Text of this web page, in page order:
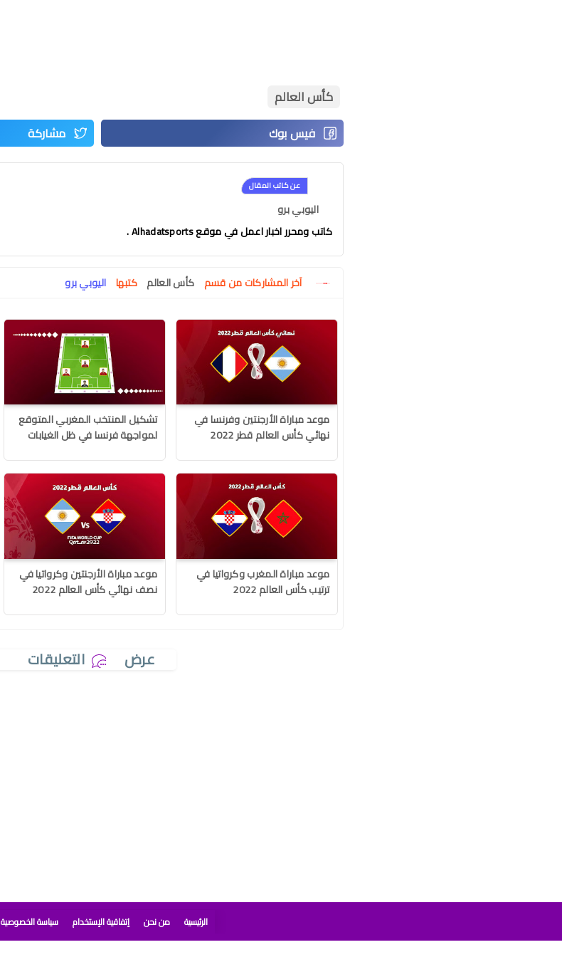
كأس العالم
عن كاتب المقال
اليوبي برو
كاتب ومحرر اخبار اعمل في موقع Alhadatsports .
آخر المشاركات من قسم كأس العالم كتبها اليوبي برو
موعد مباراة الأرجنتين وفرنسا في
نهائي كأس العالم قطر 2022
تشكيل المنتخب المغربي المتوقع
لمواجهة فرنسا في ظل الغيابات
موعد مباراة المغرب وكرواتيا في
ترتيب كأس العالم 2022
موعد مباراة الأرجنتين وكرواتيا في
نصف نهائي كأس العالم 2022
عرض التعليقات
الرئيسية من نحن إتفاقية الإستخدام سياسة الخصوصية